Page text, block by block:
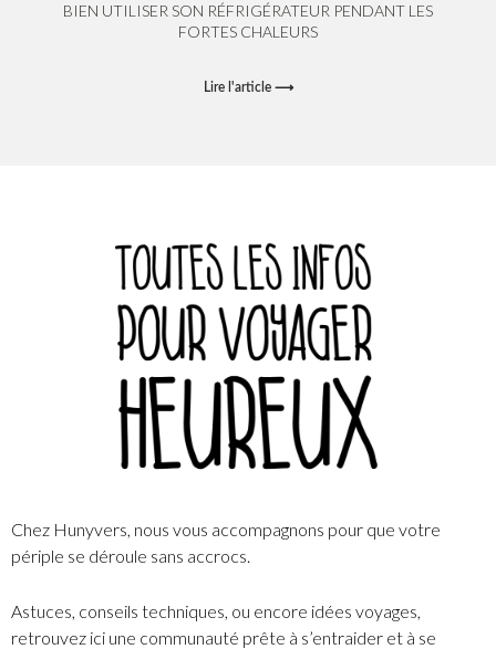
BIEN UTILISER SON RÉFRIGÉRATEUR PENDANT LES
FORTES CHALEURS
Lire l'article ⟶
Chez Hunyvers, nous vous accompagnons pour que votre
périple se déroule sans accrocs.
Astuces, conseils techniques, ou encore idées voyages,
retrouvez ici une communauté prête à s’entraider et à se